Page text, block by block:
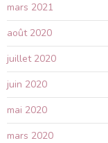
mars 2021
août 2020
juillet 2020
juin 2020
mai 2020
mars 2020